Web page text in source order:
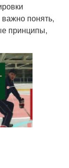
важно понять,
принципы,